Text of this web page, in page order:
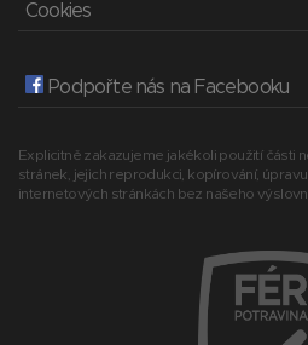
Cookies
Podpořte nás na Facebooku
Explicitně zakazujeme jakékoli použití části
stránek, jejich reprodukci, kopírování,
internetových stránkách bez našeho